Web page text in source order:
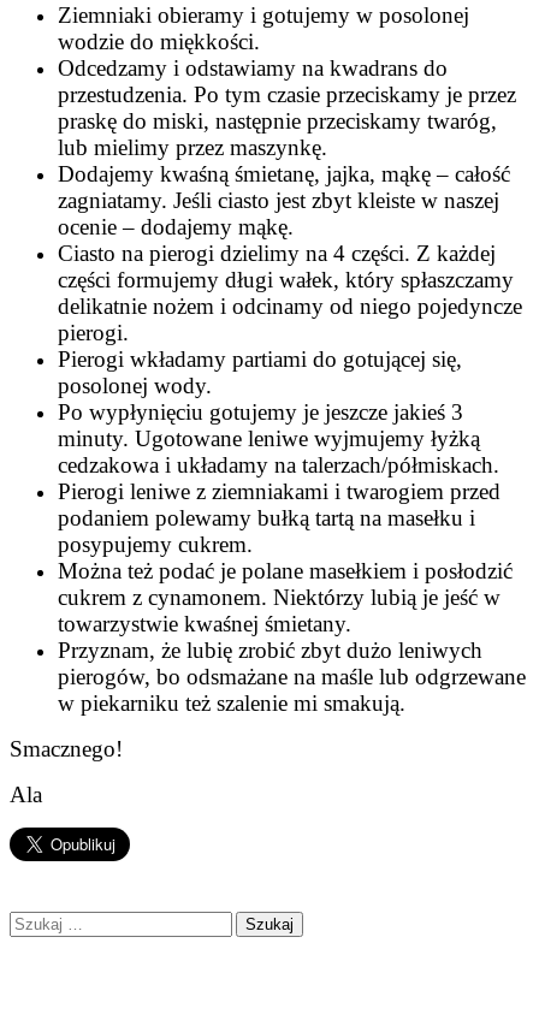
Ziemniaki obieramy i gotujemy w posolonej
wodzie do miękkości.
Odcedzamy i odstawiamy na kwadrans do
przestudzenia. Po tym czasie przeciskamy je przez
praskę do miski, następnie przeciskamy twaróg,
lub mielimy przez maszynkę.
Dodajemy kwaśną śmietanę, jajka, mąkę – całość
zagniatamy. Jeśli ciasto jest zbyt kleiste w naszej
ocenie – dodajemy mąkę.
Ciasto na pierogi dzielimy na 4 części. Z każdej
części formujemy długi wałek, który spłaszczamy
delikatnie nożem i odcinamy od niego pojedyncze
pierogi.
Pierogi wkładamy partiami do gotującej się,
posolonej wody.
Po wypłynięciu gotujemy je jeszcze jakieś 3
minuty. Ugotowane leniwe wyjmujemy łyżką
cedzakowa i układamy na talerzach/półmiskach.
Pierogi leniwe z ziemniakami i twarogiem przed
podaniem polewamy bułką tartą na masełku i
posypujemy cukrem.
Można też podać je polane masełkiem i posłodzić
cukrem z cynamonem. Niektórzy lubią je jeść w
towarzystwie kwaśnej śmietany.
Przyznam, że lubię zrobić zbyt dużo leniwych
pierogów, bo odsmażane na maśle lub odgrzewane
w piekarniku też szalenie mi smakują.
Smacznego!
Ala
Szukaj: